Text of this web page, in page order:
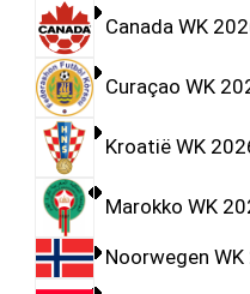
Canada WK
Curaçao WK
Kroatië WK
Marokko WK
Noorwegen